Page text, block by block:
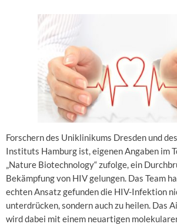
Forschern des Uniklinikums Dresden und
Instituts Hamburg ist, eigenen Angaben im
„Nature Biotechnology“ zufolge, ein
Bekämpfung von HIV gelungen. Das Team
echten Ansatz gefunden die HIV-Infektion
unterdrücken, sondern auch zu heilen. Das
wird dabei mit einem neuartigen